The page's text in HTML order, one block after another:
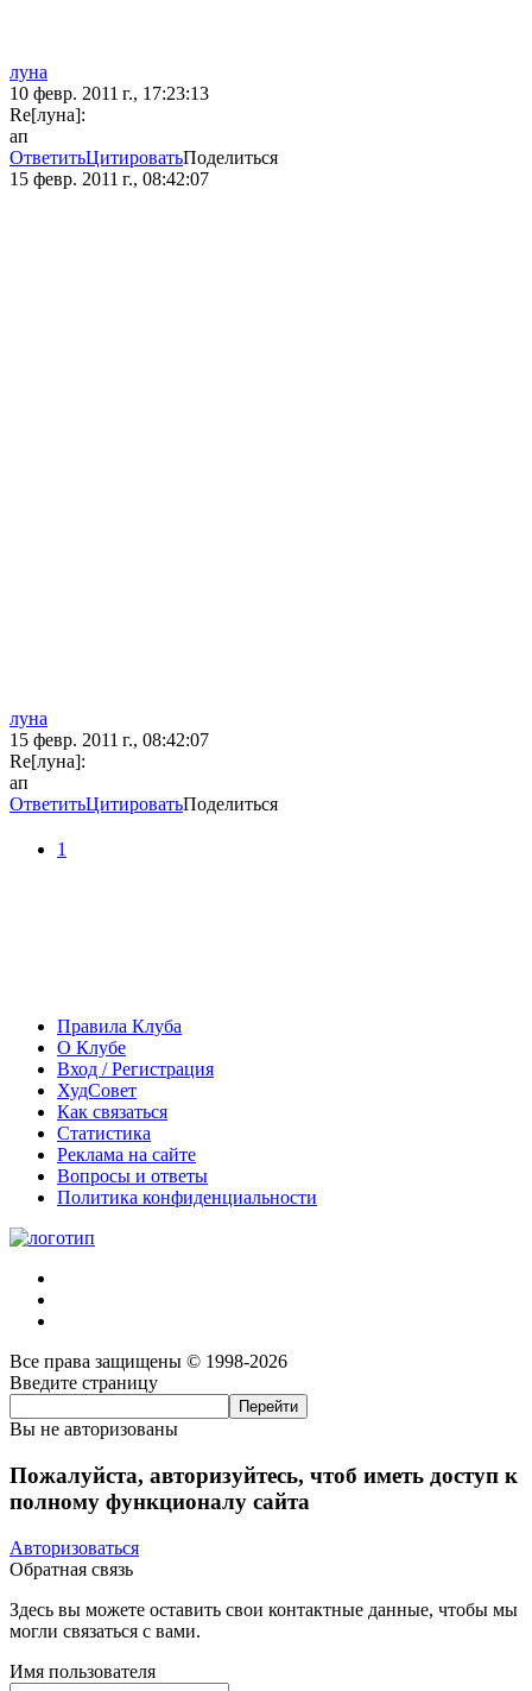
луна
10 февр. 2011 г., 17:23:13
Re[луна]:
ап
ОтветитьЦитироватьПоделиться
15 февр. 2011 г., 08:42:07
луна
15 февр. 2011 г., 08:42:07
Re[луна]:
ап
ОтветитьЦитироватьПоделиться
1
Правила Клуба
О Клубе
Вход / Регистрация
ХудСовет
Как связаться
Статистика
Реклама на сайте
Вопросы и ответы
Политика конфиденциальности
Все права защищены © 1998-2026
Введите страницу
Вы не авторизованы
Пожалуйста, авторизуйтесь, чтоб иметь доступ к
полному функционалу сайта
Авторизоваться
Обратная связь
Здесь вы можете оставить свои контактные данные, чтобы мы
могли связаться с вами.
Имя пользователя